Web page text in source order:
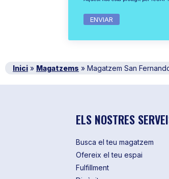
Inici » Magatzems » Magatzem San
ELS NOSTRES
Busca el teu magatzem
Ofereix el teu espai
Fulfillment